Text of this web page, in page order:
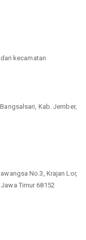
kecamatan
Kab. Jember,
No.3, Krajan Lor,
Timur 68152